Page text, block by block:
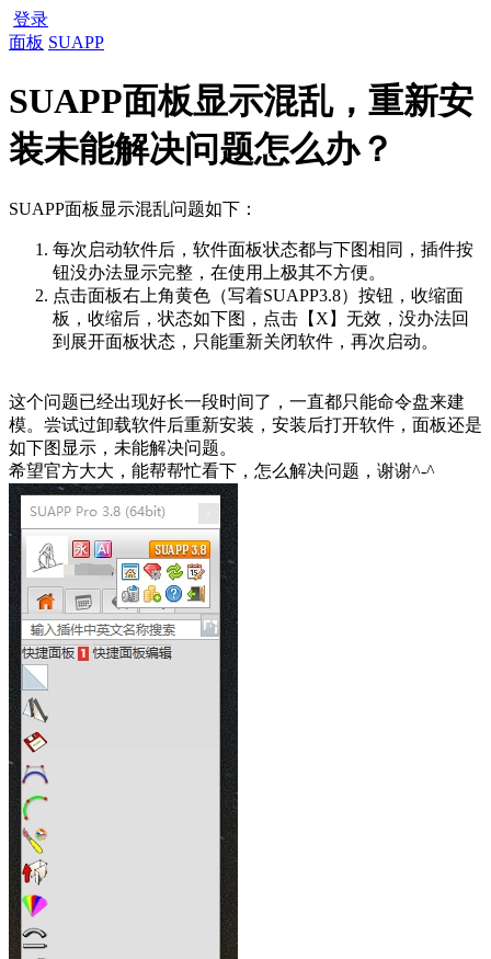
登录
面板 SUAPP
SUAPP面板显示混乱，重新安
装未能解决问题怎么办？
SUAPP面板显示混乱问题如下：
每次启动软件后，软件面板状态都与下图相同，插件按
钮没办法显示完整，在使用上极其不方便。
点击面板右上角黄色（写着SUAPP3.8）按钮，收缩面
板，收缩后，状态如下图，点击【X】无效，没办法回
到展开面板状态，只能重新关闭软件，再次启动。
这个问题已经出现好长一段时间了，一直都只能命令盘来建
模。尝试过卸载软件后重新安装，安装后打开软件，面板还是
如下图显示，未能解决问题。
希望官方大大，能帮帮忙看下，怎么解决问题，谢谢^-^